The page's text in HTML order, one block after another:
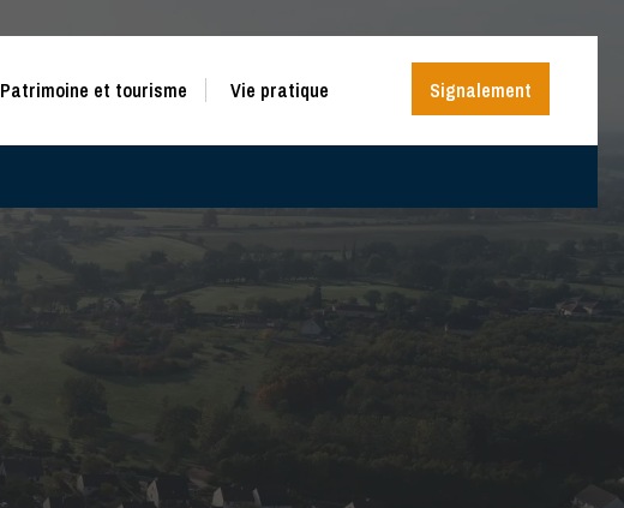
Patrimoine et tourisme Vie pratique Signalement